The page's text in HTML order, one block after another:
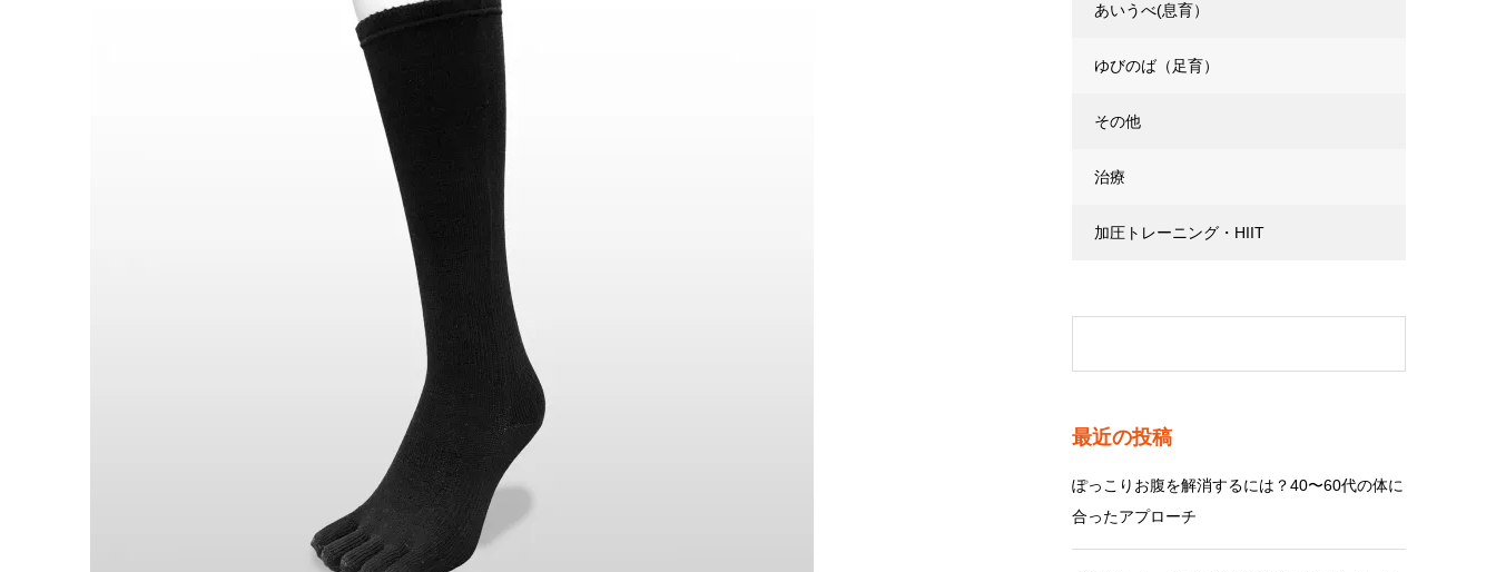
あいうべ(息育）
ゆびのば（足育）
その他
治療
加圧トレーニング・HIIT
最近の投稿
ぽっこりお腹を解消するには？40〜60代の体に
合ったアプローチ